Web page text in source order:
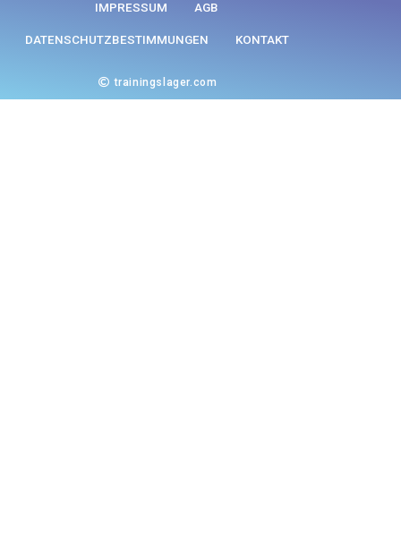
IMPRESSUM AGB
DATENSCHUTZBESTIMMUNGEN KONTAKT
trainingslager.com